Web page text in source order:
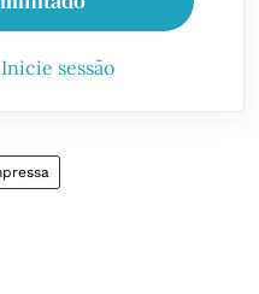
Inicie sessão